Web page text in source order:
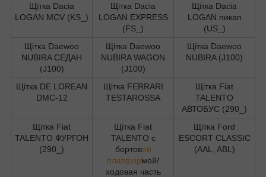
Щітка Dacia
LOGAN MCV (KS_)
Щітка Dacia
LOGAN EXPRESS
(FS_)
Щітка Dacia
LOGAN пикап
(US_)
Щітка Daewoo
NUBIRA СЕДАН
(J100)
Щітка Daewoo
NUBIRA WAGON
(J100)
Щітка Daewoo
NUBIRA (J100)
Щітка DE LOREAN
DMC-12
Щітка FERRARI
TESTAROSSA
Щітка Fiat
TALENTO
АВТОБУС (290_)
Щітка Fiat
TALENTO ФУРГОН
(290_)
Щітка Fiat
TALENTO c
бортовой
платформой/
ходовая часть
Щітка Ford
ESCORT CLASSIC
(AAL, ABL)